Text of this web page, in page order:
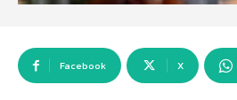
Facebook X